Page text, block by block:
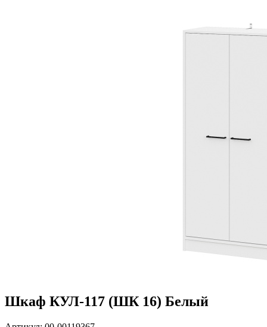
Шкаф КУЛ-117 (ШК 16) Белый